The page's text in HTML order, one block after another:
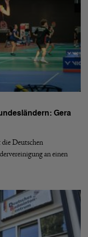
Gera
Deutschen
an einen